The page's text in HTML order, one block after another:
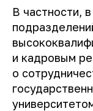
В частности,
и кадровым
о